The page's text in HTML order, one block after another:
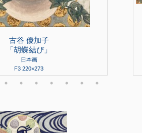
古谷 優加子
「胡蝶結び」
日本画
F3 220×273